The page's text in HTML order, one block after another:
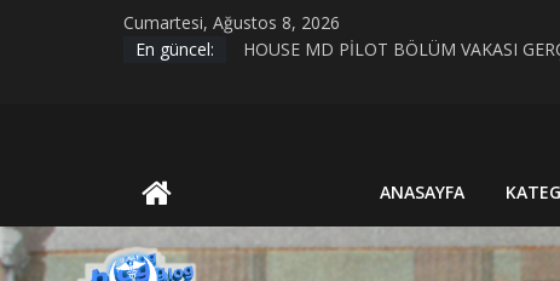
Cumartesi, Ağustos 8, 2026
En güncel:
KIRIK KALPLER DURAĞI
HOUSE MD PİLOT BÖLÜM VAKASI
UluBAT
Blog
ANASAYFA